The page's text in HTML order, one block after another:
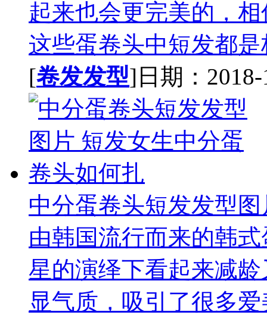
起来也会更完美的，
这些蛋卷头中短发都
[卷发发型]日期：2018-
中分蛋卷头短发发型
由韩国流行而来的韩
星的演绎下看起来减
显气质，吸引了很多